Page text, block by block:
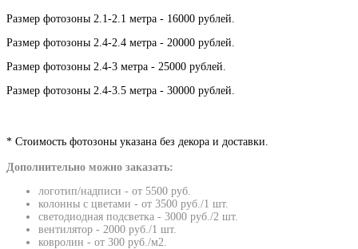
Размер фотозоны 2.1-2.1 метра - 16000 рублей.
Размер фотозоны 2.4-2.4 метра - 20000 рублей.
Размер фотозоны 2.4-3 метра - 25000 рублей.
Размер фотозоны 2.4-3.5 метра - 30000 рублей.
* Стоимость фотозоны указана без декора и доставки.
Дополнительно можно заказать:
логотип/надписи - от 5500 руб.
колонны с цветами - от 3500 руб./1 шт.
светодиодная подсветка - 3000 руб./2 шт.
вентилятор - 2000 руб./1 шт.
ковролин - от 300 руб./м2.